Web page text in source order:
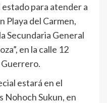
para atender a
Playa del Carmen,
Secundaria General
en la calle 12
estará en el
Nohoch Sukun, en